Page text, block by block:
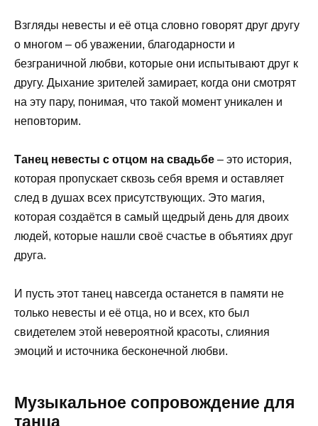
Взгляды невесты и её отца словно говорят друг другу
о многом – об уважении, благодарности и
безграничной любви, которые они испытывают друг к
другу. Дыхание зрителей замирает, когда они смотрят
на эту пару, понимая, что такой момент уникален и
неповторим.
Танец невесты с отцом на свадьбе – это история,
которая пропускает сквозь себя время и оставляет
след в душах всех присутствующих. Это магия,
которая создаётся в самый щедрый день для двоих
людей, которые нашли своё счастье в объятиях друг
друга.
И пусть этот танец навсегда останется в памяти не
только невесты и её отца, но и всех, кто был
свидетелем этой невероятной красоты, слияния
эмоций и источника бесконечной любви.
Музыкальное сопровождение для
танца